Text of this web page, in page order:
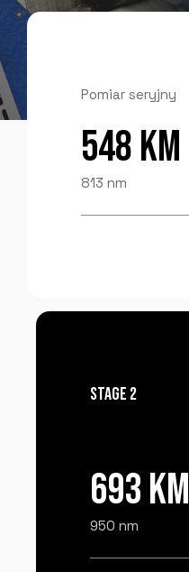
Pomiar seryjny
548 KM
813 nm
STAGE 2
693 KM
950 nm